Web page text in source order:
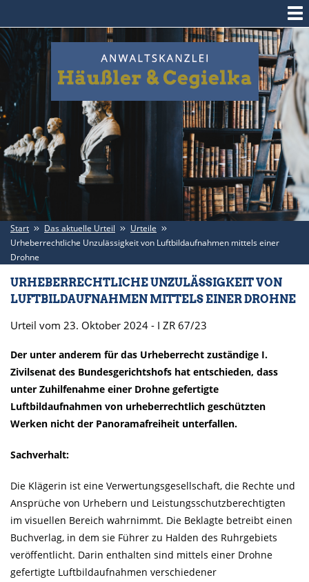
Start Das aktuelle Urteil
Urteile
Urheberrechtliche Unzulässigkeit von Luftbildaufnahmen mittels einer
Drohne
URHEBERRECHTLICHE UNZULÄSSIGKEIT VON
LUFTBILDAUFNAHMEN MITTELS EINER DROHNE
Urteil vom 23. Oktober 2024 - I ZR 67/23
Der unter anderem für das Urheberrecht zuständige I.
Zivilsenat des Bundesgerichtshofs hat entschieden, dass
unter Zuhilfenahme einer Drohne gefertigte
Luftbildaufnahmen von urheberrechtlich geschützten
Werken nicht der Panoramafreiheit unterfallen.
Sachverhalt:
Die Klägerin ist eine Verwertungsgesellschaft, die Rechte und
Ansprüche von Urhebern und Leistungsschutzberechtigten
im visuellen Bereich wahrnimmt. Die Beklagte betreibt einen
Buchverlag, in dem sie Führer zu Halden des Ruhrgebiets
veröffentlicht. Darin enthalten sind mittels einer Drohne
gefertigte Luftbildaufnahmen verschiedener